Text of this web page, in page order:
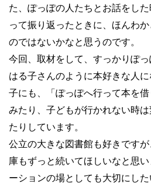
た、ぽっぽの人たちとお話をし
って振り返ったときに、ほんわ
のではないかなと思うのです。
今回、取材をして、すっかりぽっ
はる子さんのように本好きな人
子にも、「ぽっぽへ行って本を
みたり、子どもが行かれない時
たりしています。
公立の大きな図書館も好きです
庫もずっと続いてほしいなと思
ーションの場としても大切にした